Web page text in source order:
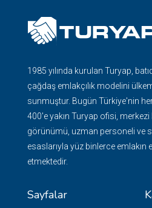
1985 yılında kurulan Turyap,
çağdaş emlakçılık modelini
sunmuştur. Bugün Türkiye'nin
400'e yakın Turyap ofisi,
görünümü, uzman personeli ve
esaslarıyla yüz binlerce emlakın
etmektedir.
Sayfalar